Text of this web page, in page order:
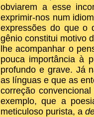
obviarem a esse
exprimir-nos num
expressões do que o
gênio constitui motivo
lhe acompanhar o
pouca importância à
profundo e grave. Já
as línguas e que as
correção
exemplo, que a
meticuloso purista, a